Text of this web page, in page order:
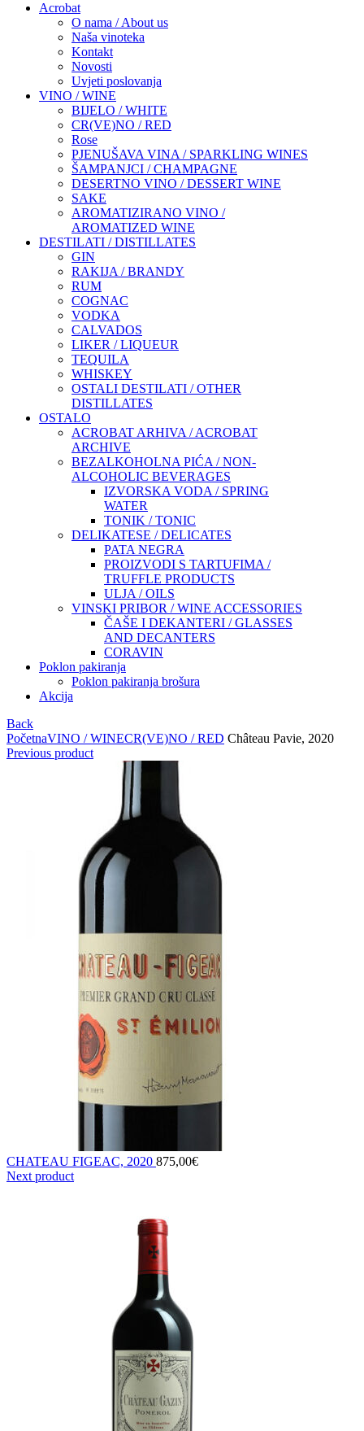
Acrobat
O nama / About us
Naša vinoteka
Kontakt
Novosti
Uvjeti poslovanja
VINO / WINE
BIJELO / WHITE
CR(VE)NO / RED
Rose
PJENUŠAVA VINA / SPARKLING WINES
ŠAMPANJCI / CHAMPAGNE
DESERTNO VINO / DESSERT WINE
SAKE
AROMATIZIRANO VINO /
AROMATIZED WINE
DESTILATI / DISTILLATES
GIN
RAKIJA / BRANDY
RUM
COGNAC
VODKA
CALVADOS
LIKER / LIQUEUR
TEQUILA
WHISKEY
OSTALI DESTILATI / OTHER
DISTILLATES
OSTALO
ACROBAT ARHIVA / ACROBAT
ARCHIVE
BEZALKOHOLNA PIĆA / NON-
ALCOHOLIC BEVERAGES
IZVORSKA VODA / SPRING
WATER
TONIK / TONIC
DELIKATESE / DELICATES
PATA NEGRA
PROIZVODI S TARTUFIMA /
TRUFFLE PRODUCTS
ULJA / OILS
VINSKI PRIBOR / WINE ACCESSORIES
ČAŠE I DEKANTERI / GLASSES
AND DECANTERS
CORAVIN
Poklon pakiranja
Poklon pakiranja brošura
Akcija
Back
PočetnaVINO / WINECR(VE)NO / RED Château Pavie, 2020
Previous product
CHATEAU FIGEAC, 2020 875,00€
Next product